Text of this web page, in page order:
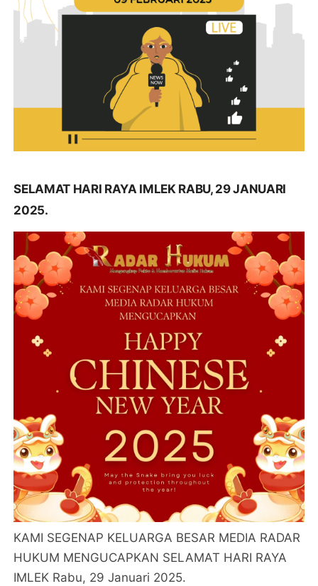
SELAMAT HARI RAYA IMLEK RABU, 29 JANUARI
2025.
KAMI SEGENAP KELUARGA BESAR MEDIA RADAR
HUKUM MENGUCAPKAN SELAMAT HARI RAYA
IMLEK Rabu, 29 Januari 2025.